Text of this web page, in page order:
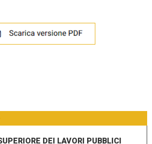
DEI LAVORI PUBBLICI